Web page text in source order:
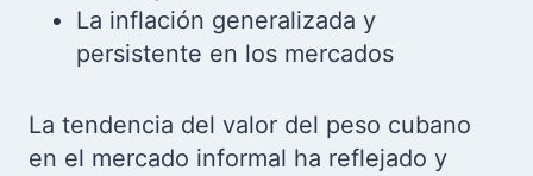
La inflación generalizada y
persistente en los mercados
La tendencia del valor del peso cubano
en el mercado informal ha reflejado y